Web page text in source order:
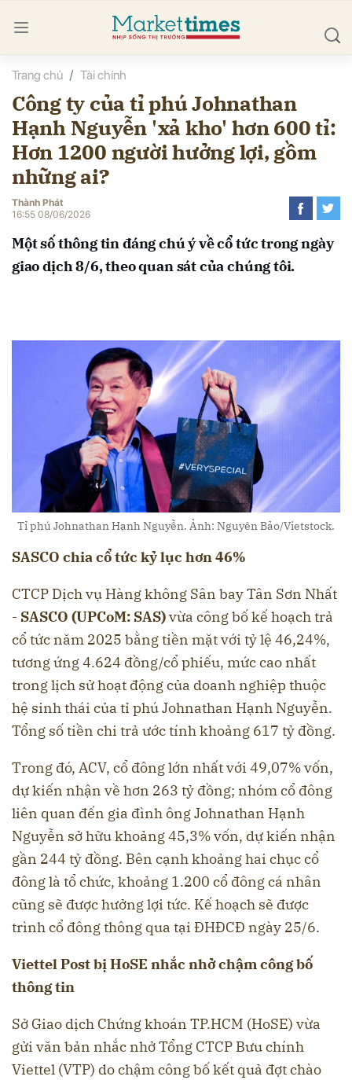
Trang chủ Tài chính
Công ty của tỉ phú Johnathan
Hạnh Nguyễn 'xả kho' hơn 600 tỉ:
Hơn 1200 người hưởng lợi, gồm
những ai?
Thành Phát
16:55 08/06/2026
Một số thông tin đáng chú ý về cổ tức trong ngày
giao dịch 8/6, theo quan sát của chúng tôi.
Tỉ phú Johnathan Hạnh Nguyễn. Ảnh: Nguyên Bảo/Vietstock.
SASCO chia cổ tức kỷ lục hơn 46%
CTCP Dịch vụ Hàng không Sân bay Tân Sơn Nhất
- SASCO (UPCoM: SAS)vừa công bố kế hoạch trả
cổ tức năm 2025 bằng tiền mặt với tỷ lệ 46,24%,
tương ứng 4.624 đồng/cổ phiếu, mức cao nhất
trong lịch sử hoạt động của doanh nghiệp thuộc
hệ sinh thái của tỉ phú Johnathan Hạnh Nguyễn.
Tổng số tiền chi trả ước tính khoảng 617 tỷ đồng.
Trong đó, ACV, cổ đông lớn nhất với 49,07% vốn,
dự kiến nhận về hơn 263 tỷ đồng; nhóm cổ đông
liên quan đến gia đình ông Johnathan Hạnh
Nguyễn sở hữu khoảng 45,3% vốn, dự kiến nhận
gần 244 tỷ đồng. Bên cạnh khoảng hai chục cổ
đông là tổ chức, khoảng 1.200 cổ đông cá nhân
cũng sẽ được hưởng lợi tức. Kế hoạch sẽ được
trình cổ đông thông qua tại ĐHĐCĐ ngày 25/6.
Viettel Post bị HoSE nhắc nhở chậm công bố
thông tin
Sở Giao dịch Chứng khoán TP.HCM (HoSE) vừa
gửi văn bản nhắc nhở Tổng CTCP Bưu chính
Viettel (VTP) do chậm công bố kết quả đợt chào
luận